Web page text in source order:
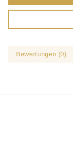
Bewertungen (0)